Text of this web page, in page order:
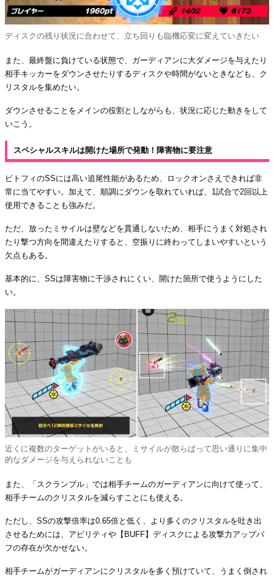
ディスクの残り状況に合わせて、立ち回りも臨機応変に変えていきたい
また、最終盤に負けている状態で、ガーディアンに大ダメージを与えたり
相手キッカーをダウンさせたりするディスクや時間がないときなども、ク
リスタルを集めたい。
ダウンさせることをメインの役割としながらも、状況に応じた動きをして
いこう。
スペシャルスキルは開けた場所で発動！障害物に要注意
ピトフィのSSには高い追尾性能があるため、ロックオンさえできれば非
常に当てやすい。加えて、順調にダウンを取れていれば、1試合で2回以上
使用できることも強みだ。
ただ、放ったミサイルは壁などを貫通しないため、相手にうまく対処され
たり撃つ方向を間違えたりすると、空振りに終わってしまいやすいという
欠点もある。
基本的に、SSは障害物に干渉されにくい、開けた箇所で使うようにした
い。
近くに複数のターゲットがいると、ミサイルが散らばって思い通りに集中
的なダメージを与えられないことも
また、「スクランブル」では相手チームのガーディアンに向けて使って、
相手チームのクリスタルを減らすことにも使える。
ただし、SSの攻撃倍率は0.65倍と低く、より多くのクリスタルを吐き出
させるためには、アビリティや【BUFF】ディスクによる攻撃力アップバ
フの存在が欠かせない。
相手チームがガーディアンにクリスタルを多く預けていて、うまく倒され